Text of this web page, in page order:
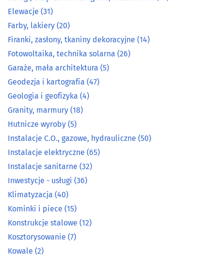
Fotowoltaika, technika solarna
Garaże, mała architektura(5)
Geodezja i kartografia(47)
Geologia i geofizyka (4)
Granity, marmury (18)
Hutnicze wyroby(5)
Instalacje C.O., gazowe, hydrauliczne
Instalacje elektryczne
Instalacje sanitarne
Inwestycje - usługi(36)
Elewacje (31)
Farby, lakiery (20)
Firanki, zasłony, tkaniny dekoracyjne (14)
Fotowoltaika, technika solarna (26)
Garaże, mała architektura (5)
Geodezja i kartografia (47)
Geologia i geofizyka (4)
Granity, marmury (18)
Hutnicze wyroby (5)
Instalacje C.O., gazowe, hydrauliczne (50)
Instalacje elektryczne (65)
Instalacje sanitarne (32)
Inwestycje - usługi (36)
Klimatyzacja (40)
Kominki i piece (15)
Konstrukcje stalowe (12)
Kosztorysowanie (7)
Kowale (2)